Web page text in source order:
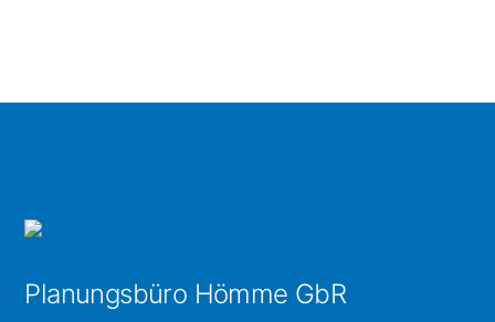
Planungsbüro Hömme GbR